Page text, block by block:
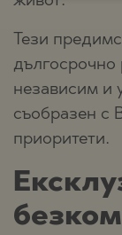
Тези
дългосрочно
независим и
съобразен с
приоритети.